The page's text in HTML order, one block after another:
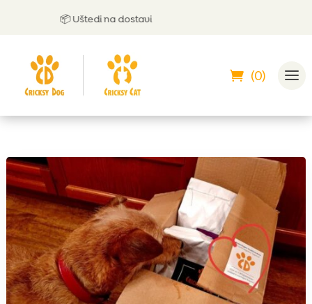
📦 Uštedi na dostavi
(0)